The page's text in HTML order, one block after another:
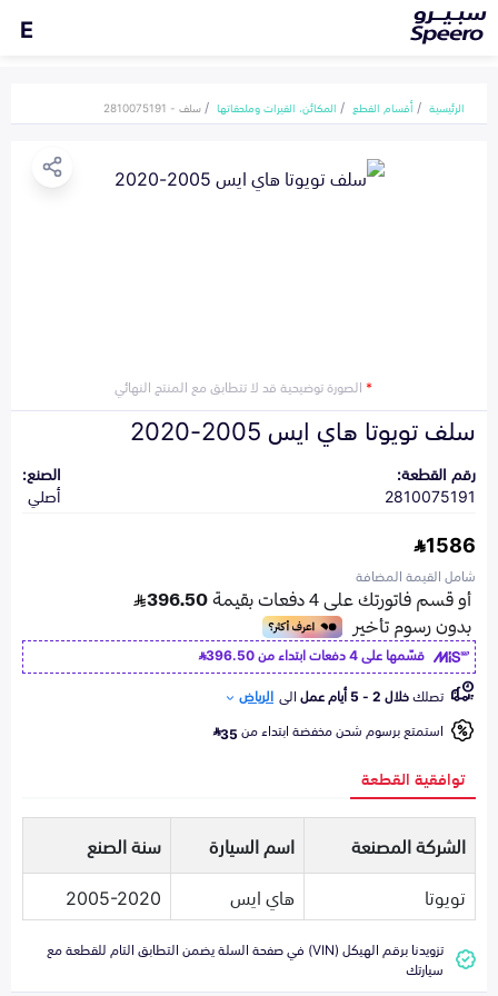
E
الرئيسية أقسام القطع المكائن، القيرات وملحقاتها سلف - 2810075191
*الصورة توضيحية قد لا تتطابق مع المنتج النهائي
سلف تويوتا هاي ايس 2005-2020
رقم القطعة:
2810075191
الصنع:
أصلي
1586
شامل القيمة المضافة
قسّمها على 4 دفعات ابتداء من
396.50
تصلكخلال 2 - 5 أيام عمل الى الرياض
استمتع برسوم شحن مخفضة ابتداء من35
توافقية القطعة
الشركة المصنعة اسم السيارة
سنة الصنع
تويوتا
هاي ايس 2005-2020
تزويدنا برقم الهيكل (VIN) في صفحة السلة يضمن التطابق التام للقطعة مع
سيارتك